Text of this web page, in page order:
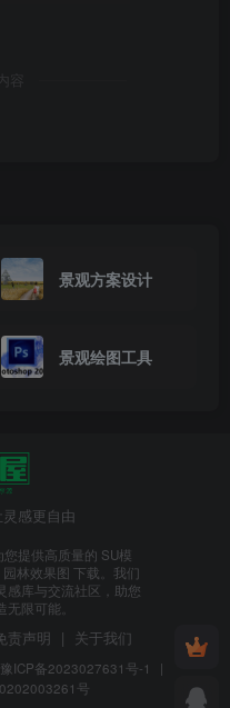
容
景观方案设计
景观绘图工具
感更自由
提供高质量的 SU模
林效果图 下载。我们
感库与交流社区，助您
限可能。
责声明 | 关于我们
豫ICP备2023027631号-1
|
号